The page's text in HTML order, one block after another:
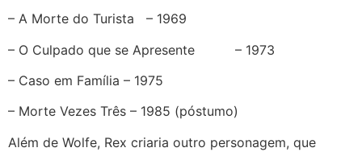
– A Morte do Turista – 1969
– O Culpado que se Apresente – 1973
– Caso em Família – 1975
– Morte Vezes Três – 1985 (póstumo)
Além de Wolfe, Rex criaria outro personagem, que